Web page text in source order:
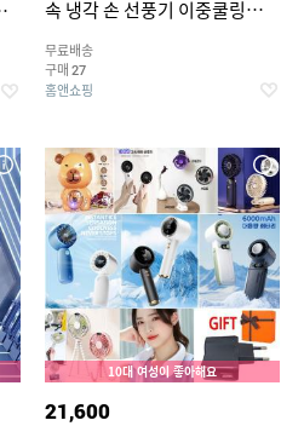
속 냉각 손 선풍기 이중쿨링
무료배송
구매 27
홈앤쇼핑
10대 여성이 좋아해요
21,600